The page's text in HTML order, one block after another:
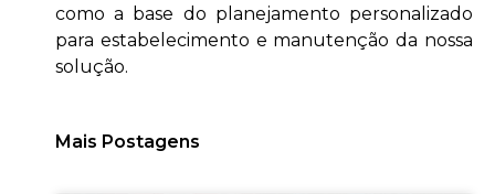
como a base do planejamento personalizado
para estabelecimento e manutenção da nossa
solução.
Mais Postagens